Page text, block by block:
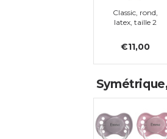
Classic, rond,
latex, taille 2
€11,00